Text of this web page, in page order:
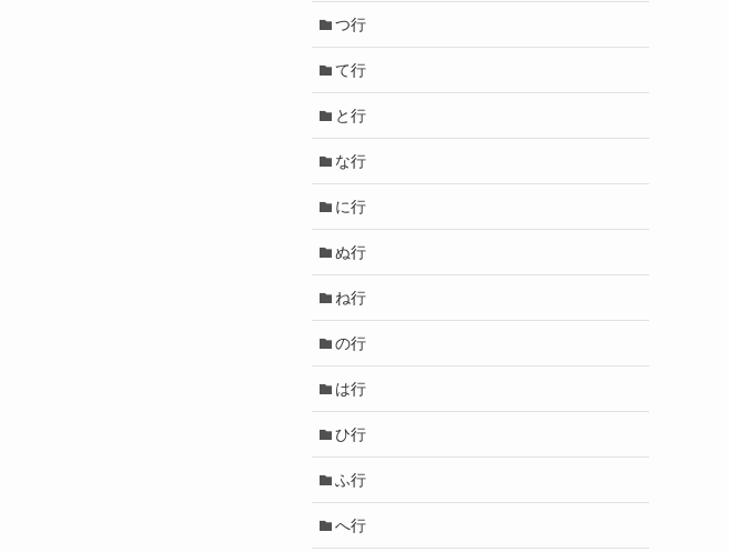
つ行
て行
と行
な行
に行
ぬ行
ね行
の行
は行
ひ行
ふ行
へ行